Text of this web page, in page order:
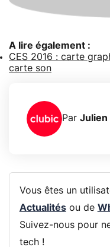
A lire également :
CES 2016 : carte
carte son
Par Julien
Vous êtes un
Actualitésou de
Suivez-nous pour
tech !